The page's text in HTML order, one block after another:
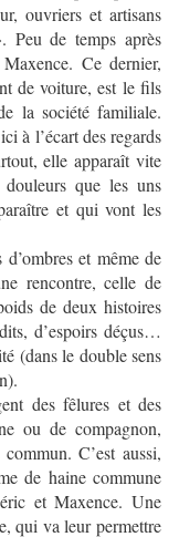
ouvriers et artisans
Peu de temps après
Ce dernier,
de voiture, est le fils
la société familiale.
à l’écart des regards
elle apparaît vite
que les uns
et qui vont les
et même de
rencontre, celle de
de deux histoires
d’espoirs déçus…
(dans le double sens
des fêlures et des
ou de compagnon,
C’est aussi,
de haine commune
et Maxence. Une
qui va leur permettre